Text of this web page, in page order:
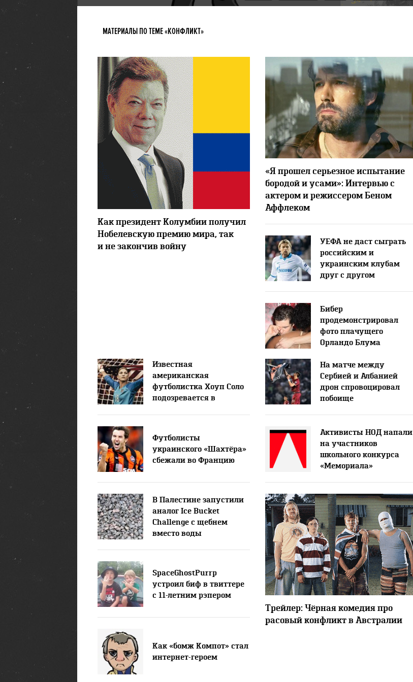
МАТЕРИАЛЫ ПО ТЕМЕ «КОНФЛИКТ»
Как президент Колумбии получил
Нобелевскую премию мира, так
и не закончив войну
«Я прошел серьезное испытание
бородой и усами»: Интервью с
актером и режиссером Беном
Аффлеком
УЕФА не даст сыграть
российским и
украинским клубам
друг с другом
Бибер
продемонстрировал
фото плачущего
Орландо Блума
Известная
американская
футболистка Хоуп Соло
подозревается в
Футболисты
украинского «Шахтёра»
сбежали во Францию
В Палестине запустили
аналог Ice Bucket
Challenge с щебнем
вместо воды
SpaceGhostPurrp
устроил биф в твиттере
с 11-летним рэпером
Как «бомж Компот» стал
интернет-героем
На матче между
Сербией и Албанией
дрон спровоцировал
побоище
Активисты НОД напали
на участников
школьного конкурса
«Мемориала»
Трейлер: Чёрная комедия про
расовый конфликт в Австралии